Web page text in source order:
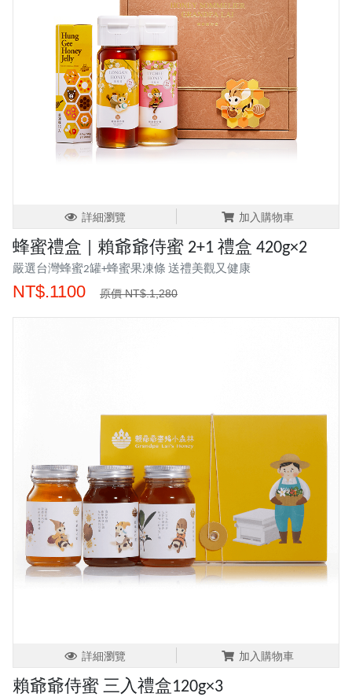
詳細瀏覽 加入購物車
蜂蜜禮盒 | 賴爺爺侍蜜 2+1 禮盒 420g×2
嚴選台灣蜂蜜2罐+蜂蜜果凍條 送禮美觀又健康
NT$.1100 原價 NT$.1,280
詳細瀏覽 加入購物車
賴爺爺侍蜜 三入禮盒120g×3